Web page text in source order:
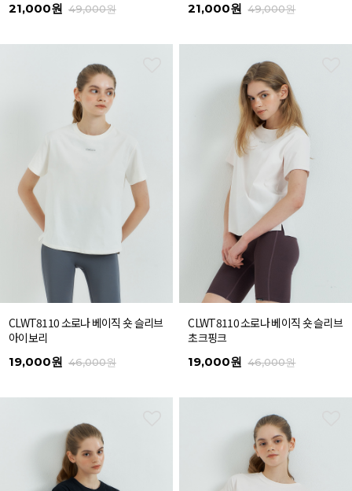
21,000원 49,000원 21,000원 49,000원
CLWT8110 소로나 베이직 숏 슬리브
아이보리
19,000원 46,000원
CLWT8110 소로나 베이직 숏 슬리브
초크핑크
19,000원 46,000원